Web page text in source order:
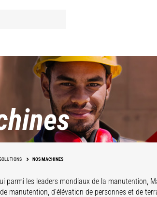
NOS MACHINES
parmi les leaders mondiaux de la manutention,
manutention, d’élévation de personnes et de